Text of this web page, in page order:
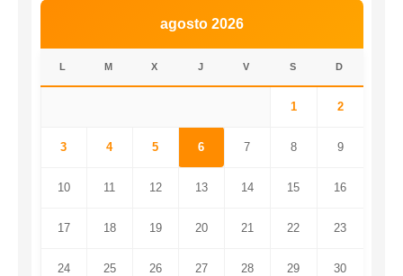
agosto 2026
L M X J V S D
1 2
3 4 5 6 7 8 9
10 11 12 13 14 15 16
17 18 19 20 21 22 23
24 25 26 27 28 29 30